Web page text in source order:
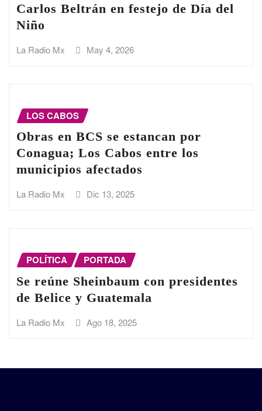
Carlos Beltrán en festejo de Día del
Niño
La Radio Mx May 4, 2026
LOS CABOS
Obras en BCS se estancan por
Conagua; Los Cabos entre los
municipios afectados
La Radio Mx Dic 13, 2025
POLÍTICA PORTADA
Se reúne Sheinbaum con presidentes
de Belice y Guatemala
La Radio Mx Ago 18, 2025